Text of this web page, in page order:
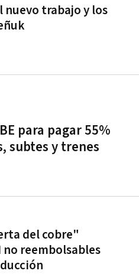
nuevo trabajo y los
para pagar 55%
subtes y trenes
del cobre"
no reembolsables